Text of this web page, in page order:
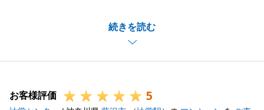
続きを読む
お取引を行うことができました。
素敵なお家が建つこと待ち遠しいですね。
I様の益々のご活躍をお祈り申し上げます。
お客様評価 5